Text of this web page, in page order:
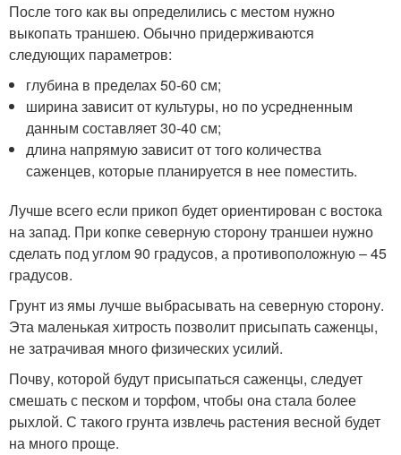
После того как вы определились с местом нужно
выкопать траншею. Обычно придерживаются
следующих параметров:
глубина в пределах 50-60 см;
ширина зависит от культуры, но по усредненным
данным составляет 30-40 см;
длина напрямую зависит от того количества
саженцев, которые планируется в нее поместить.
Лучше всего если прикоп будет ориентирован с востока
на запад. При копке северную сторону траншеи нужно
сделать под углом 90 градусов, а противоположную – 45
градусов.
Грунт из ямы лучше выбрасывать на северную сторону.
Эта маленькая хитрость позволит присыпать саженцы,
не затрачивая много физических усилий.
Почву, которой будут присыпаться саженцы, следует
смешать с песком и торфом, чтобы она стала более
рыхлой. С такого грунта извлечь растения весной будет
на много проще.